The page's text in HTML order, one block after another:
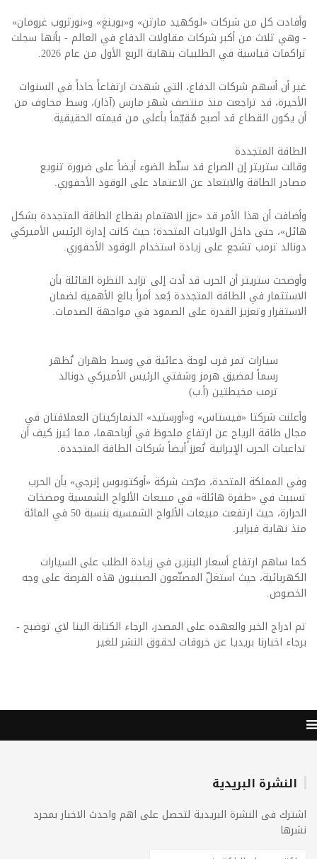
وأفادت كل من شركات «لوكهيد مارتن» و«بوينغ» و«نورثروب غرومان»
- وهي ثلاث من أكبر شركات مقاولات الدفاع في العالم - بأنها سجلت
تراكمات قياسية في الطلبيات بنهاية الربع الأول من عام 2026.
غير أن أسهم شركات الدفاع، التي شهدت ارتفاعاً حاداً في السنوات
الأخيرة، قد تراجعت منذ منتصف شهر مارس (آذار)، وسط مخاوف من
أن يكون القطاع قد أصبح مُقيّماً بأعلى من قيمته الحقيقية.
الطاقة المتجددة
وقالت ستريتر إن الصراع قد سلّط الضوء أيضاً على ضرورة تنويع
مصادر الطاقة والابتعاد عن الاعتماد على الوقود الأحفوري.
وأضافت أن هذا الأمر قد «عزز الاهتمام بقطاع الطاقة المتجددة بشكل
هائل»، حتى داخل الولايات المتحدة؛ حيث كانت إدارة الرئيس الأميركي
دونالد ترمب تشجع على زيادة استخدام الوقود الأحفوري.
وأوضحت ستريتر أن الحرب قد أدت إلى تزايد النظرة القائلة بأن
الاستثمار في الطاقة المتجددة يُعد أمراً بالغ الأهمية لضمان
الاستقرار وتعزيز القدرة على الصمود في مواجهة الصدمات.
سيارات تمر قرب لوحة دعائية في وسط طهران تُظهر
رسماً لمضيق هرمز وشفتي الرئيس الأميركي دونالد
ترمب مخيطتين (أ.ب)
وأعلنت شركتا «فيستاس» و«أورستيد» الدنماركيتان العملاقتان في
مجال طاقة الرياح عن ارتفاعٍ ملحوظ في أرباحهما، مما يُبرز كيف أن
تداعيات الحرب الإيرانية تُعزز أيضاً شركات الطاقة المتجددة.
وفي المملكة المتحدة، صرّحت شركة «أوكتوبوس إنرجي» بأن الحرب
تسببت في «طفرة هائلة» في مبيعات الألواح الشمسية ومضخات
الحرارة، حيث ارتفعت مبيعات الألواح الشمسية بنسبة 50 في المائة
منذ نهاية فبراير.
كما ساهم ارتفاع أسعار البنزين في زيادة الطلب على السيارات
الكهربائية، حيث استغلّ المصنّعون الصينيون هذه الفرصة على وجه
الخصوص.
تم ادراج الخبر والعهده على المصدر، الرجاء الكتابة الينا لاي توضبح -
برجاء اخبارنا بريديا عن خروقات لحقوق النشر للغير
النشرة البريدية
اشترك فى النشرة البريدية لتحصل على اهم واحدث الاخبار بمجرد
نشرها